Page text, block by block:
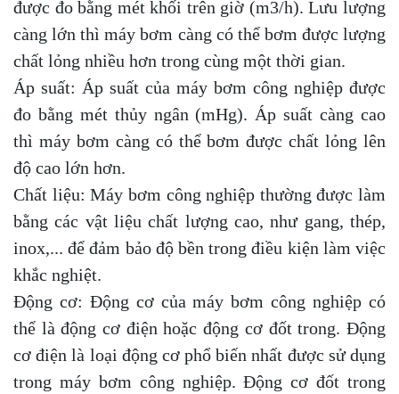
được đo bằng mét khối trên giờ (m3/h). Lưu lượng
càng lớn thì máy bơm càng có thể bơm được lượng
chất lỏng nhiều hơn trong cùng một thời gian.
Áp suất: Áp suất của máy bơm công nghiệp được
đo bằng mét thủy ngân (mHg). Áp suất càng cao
thì máy bơm càng có thể bơm được chất lỏng lên
độ cao lớn hơn.
Chất liệu: Máy bơm công nghiệp thường được làm
bằng các vật liệu chất lượng cao, như gang, thép,
inox,... để đảm bảo độ bền trong điều kiện làm việc
khắc nghiệt.
Động cơ: Động cơ của máy bơm công nghiệp có
thể là động cơ điện hoặc động cơ đốt trong. Động
cơ điện là loại động cơ phổ biến nhất được sử dụng
trong máy bơm công nghiệp. Động cơ đốt trong